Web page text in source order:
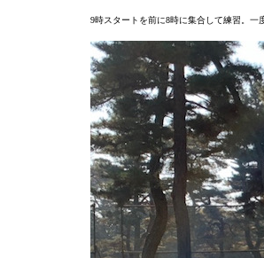
9時スタートを前に8時に集合して練習。